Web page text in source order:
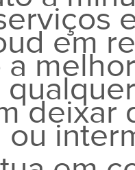
em
deixar